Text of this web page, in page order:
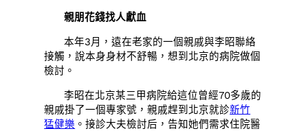
親朋花錢找人獻血
本年3月，遠在老家的一個親戚與李昭聯絡
接觸，說本身身材不舒暢，想到北京的病院做個
檢討。
李昭在北京某三甲病院給這位曾經70多歲的
親戚掛了一個專家號，親戚趕到北京就診新竹
猛健樂 。接診大夫檢討后，告知她們需求住院醫